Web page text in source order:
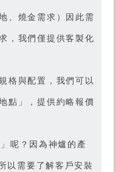
、燒金需求）因此需
，我們僅提供客製化
格與配置，我們可以
點」，提供約略報價
呢？因為神爐的產
以需要了解客戶安裝